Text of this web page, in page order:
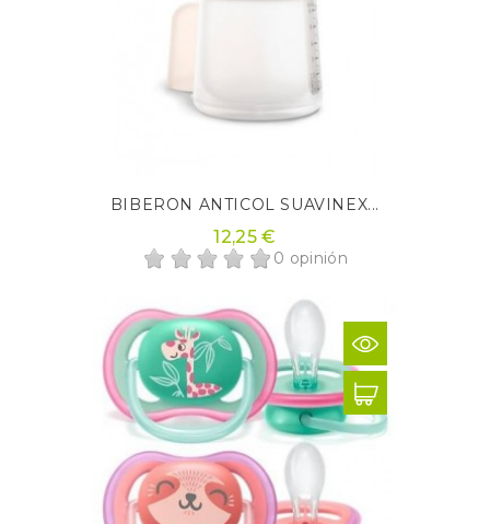
BIBERON ANTICOL SUAVINEX...
12,25 €
0 opinión